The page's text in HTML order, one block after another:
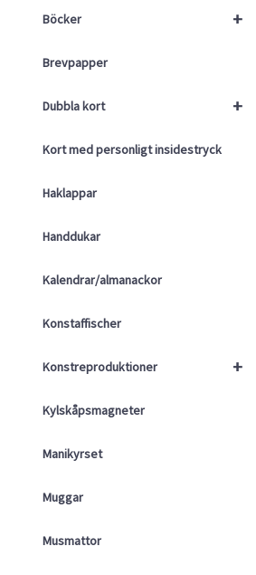
+
Böcker
Brevpapper
+
Dubbla kort
Kort med personligt insidestryck
Haklappar
Handdukar
Kalendrar/almanackor
Konstaffischer
+
Konstreproduktioner
Kylskåpsmagneter
Manikyrset
Muggar
Musmattor